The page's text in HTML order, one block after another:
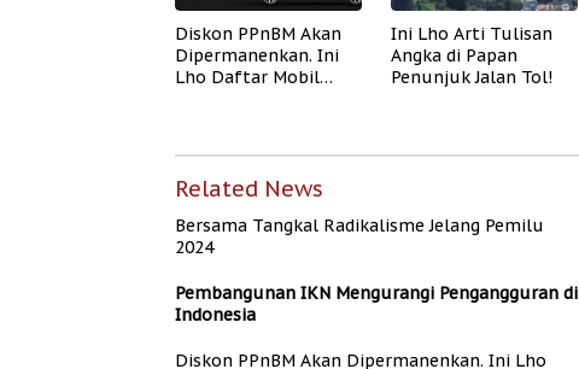
Diskon PPnBM Akan
Dipermanenkan. Ini
Lho Daftar Mobil
Ini Lho Arti Tulisan
Angka di Papan
Penunjuk Jalan Tol!
Related News
Bersama Tangkal Radikalisme Jelang Pemilu
2024
Pembangunan IKN Mengurangi Pengangguran di
Indonesia
Diskon PPnBM Akan Dipermanenkan. Ini Lho